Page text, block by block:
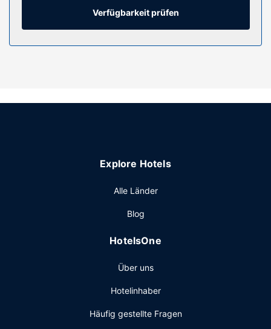
Kühlschränke. Satellitenempfang und DVD-Player stehen
ebenso zur Verfügung wie ein WLAN-Internetzugang
Erlebe die beeindruckende Tierwelt auf einer Safari und
Speisen. Nutz alternativ den Zimmerservice (rund um die
um andere Reisende zu treffen. Entspann dich mit einem
Poolbar. Ein großes Frühstück ist im Preis inbegriffen.
Businesscenter, ein Express-Check-in und ein Express-
Check-out. Wenn du eine Veranstaltung in Kuruman planst,
ist diese Lodge eine gute Wahl, denn zu den 215
Verfügbarkeit prüfen
Explore Hotels
Alle Länder
Blog
HotelsOne
Über uns
Hotelinhaber
Häufig gestellte Fragen